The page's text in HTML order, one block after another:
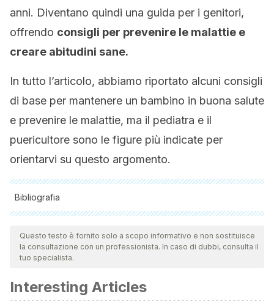
anni. Diventano quindi una guida per i genitori,
offrendo consigli per prevenire le malattie e
creare abitudini sane.
In tutto l’articolo, abbiamo riportato alcuni consigli
di base per mantenere un bambino in buona salute
e prevenire le malattie, ma il pediatra e il
puericultore sono le figure più indicate per
orientarvi su questo argomento.
Bibliografia
Tutte le fonti citate sono state esaminate a fondo dal nostro
team per garantirne la qualità, l'affidabilità, l'attualità e la
validità. La bibliografia di questo articolo è stata considerata
Centro de referencia nacional de puericultura. Consulta de
Questo testo è fornito solo a scopo informativo e non sostituisce
la consultazione con un professionista. In caso di dubbi, consulta il
tuo specialista.
Interesting Articles